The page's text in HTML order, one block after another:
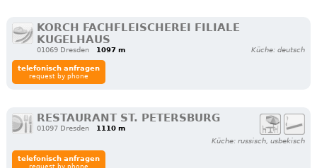
KORCH FACHFLEISCHEREI FILIALE
KUGELHAUS
01069 Dresden 1097 m Küche: deutsch
telefonisch anfragen
request by phone
RESTAURANT ST. PETERSBURG
01097 Dresden
1110 m
Küche: russisch, usbekisch
telefonisch anfragen